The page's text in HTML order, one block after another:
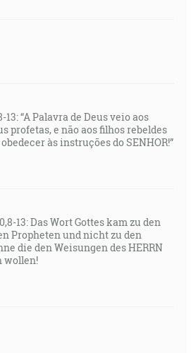
13: “A Palavra de Deus veio aos
profetas, e não aos filhos rebeldes
às instruções do SENHOR!”
13: Das Wort Gottes kam zu den
Propheten und nicht zu den
die den Weisungen des HERRN
wollen!